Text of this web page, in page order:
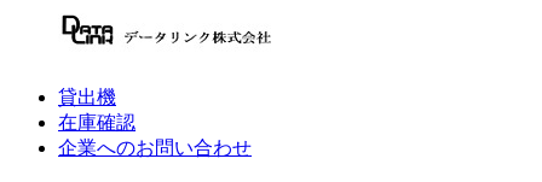
貸出機
在庫確認
企業へのお問い合わせ